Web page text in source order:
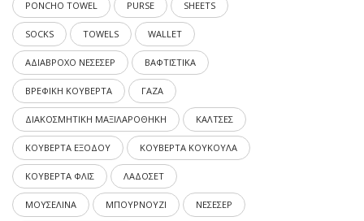
PONCHO TOWEL PURSE SHEETS
SOCKS TOWELS WALLET
ΑΔΙΑΒΡΟΧΟ ΝΕΣΕΣΕΡ ΒΑΦΤΙΣΤΙΚΑ
ΒΡΕΦΙΚΗ ΚΟΥΒΕΡΤΑ ΓΑΖΑ
ΔΙΑΚΟΣΜΗΤΙΚΗ ΜΑΞΙΛΑΡΟΘΗΚΗ ΚΑΛΤΣΕΣ
ΚΟΥΒΕΡΤΑ ΕΞΟΔΟΥ ΚΟΥΒΕΡΤΑ ΚΟΥΚΟΥΛΑ
ΚΟΥΒΕΡΤΑ ΦΛΙΣ ΛΑΔΟΣΕΤ
ΜΟΥΣΕΛΙΝΑ ΜΠΟΥΡΝΟΥΖΙ ΝΕΣΕΣΕΡ